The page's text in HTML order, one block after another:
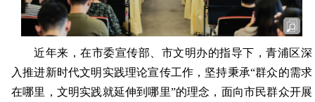
近年来，在市委宣传部、市文明办的指导下，青浦区深
入推进新时代文明实践理论宣传工作，坚持秉承“群众的需求
在哪里，文明实践就延伸到哪里”的理念，面向市民群众开展